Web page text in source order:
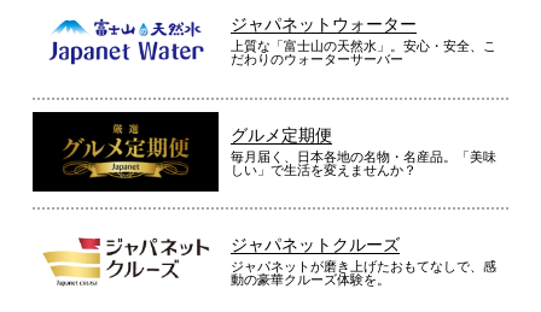
ジャパネットウォーター
上質な「富士山の天然水」。安心・安全、こ
だわりのウォーターサーバー
グルメ定期便
毎月届く、日本各地の名物・名産品。「美味
しい」で生活を変えませんか？
ジャパネットクルーズ
ジャパネットが磨き上げたおもてなしで、感
動の豪華クルーズ体験を。